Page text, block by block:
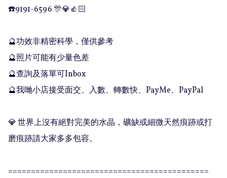
☎️9191-6596 🎊💎👍🏻
🔮功效非精密科學，僅供參考
🔮照片可能有少量色差
🔮查詢及落單可Inbox
🔮我哋小店接受面交、入數、轉數快、PayMe、PayPal
💎 世界上沒有絕對完美的水晶，礦缺或細微天然痕跡或打
磨痕跡請大家多多包容。
============================================